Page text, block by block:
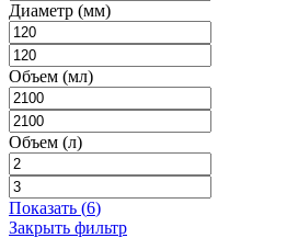
Диаметр (мм)
Объем (мл)
Объем (л)
Показать (6)
Закрыть фильтр